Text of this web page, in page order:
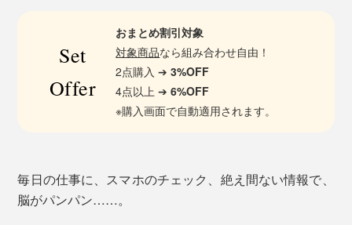
Set
Offer
おまとめ割引対象
対象商品なら組み合わせ自由！
2点購入 ➔3%OFF
4点以上 ➔6%OFF
※購入画面で自動適用されます。
毎日の仕事に、スマホのチェック、絶え間ない情報で、
脳がパンパン……。